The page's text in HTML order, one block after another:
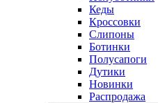
Кеды
Кроссовки
Слипоны
Ботинки
Полусапоги
Дутики
Новинки
Распродажа